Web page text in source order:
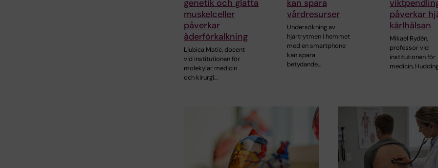
genetik och glatta
muskelceller
påverkar
åderförkalkning
Ljubica Matic, docent
vid institutionen för
molekylär medicin
och kirurgi…
kan spara
vårdresurser
Undersökning av
hjärtrytmen i hemmet
med en smartphone
kan spara
betydande…
påverkar
kärlhälsan
Mikael Rydén,
professor vid
institutionen för
medicin,